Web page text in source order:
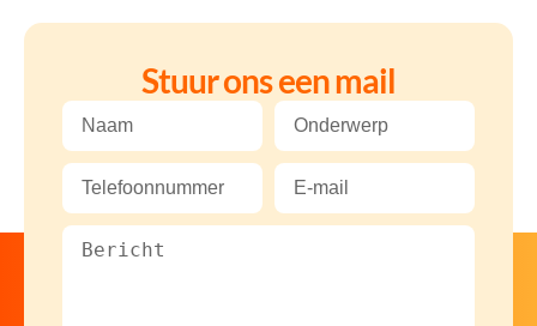
Stuur ons een mail